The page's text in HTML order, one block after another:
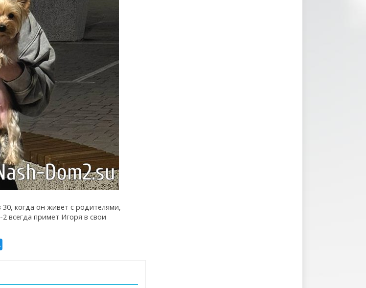
когда он живет с родителями,
всегда примет Игоря в свои